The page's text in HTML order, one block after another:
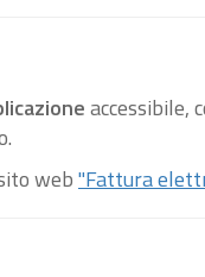
accessibile,
web"Fattura